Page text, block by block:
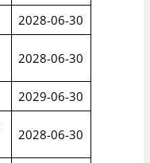
2028-06-30
2028-06-30
2029-06-30
2028-06-30